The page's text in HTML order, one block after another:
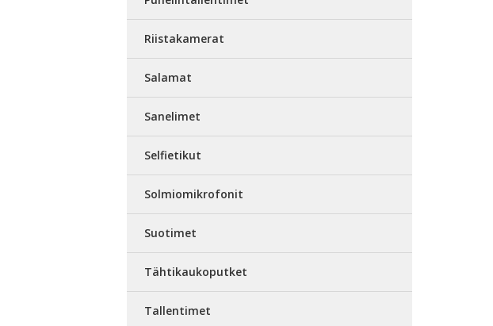
Riistakamerat
Salamat
Sanelimet
Selfietikut
Solmiomikrofonit
Suotimet
Tähtikaukoputket
Tallentimet